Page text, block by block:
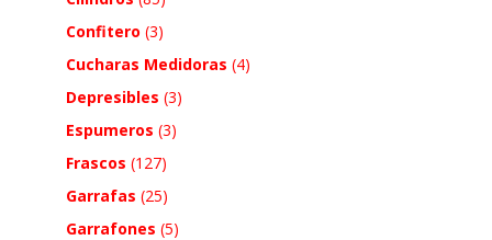
Confitero (3)
Cucharas Medidoras (4)
Depresibles (3)
Espumeros (3)
Frascos (127)
Garrafas (25)
Garrafones (5)